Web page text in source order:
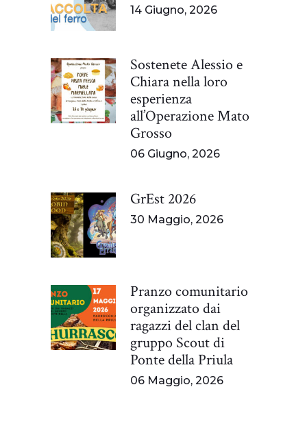
14 Giugno, 2026
Sostenete Alessio e
Chiara nella loro
esperienza
all’Operazione Mato
Grosso
06 Giugno, 2026
GrEst 2026
30 Maggio, 2026
Pranzo comunitario
organizzato dai
ragazzi del clan del
gruppo Scout di
Ponte della Priula
06 Maggio, 2026